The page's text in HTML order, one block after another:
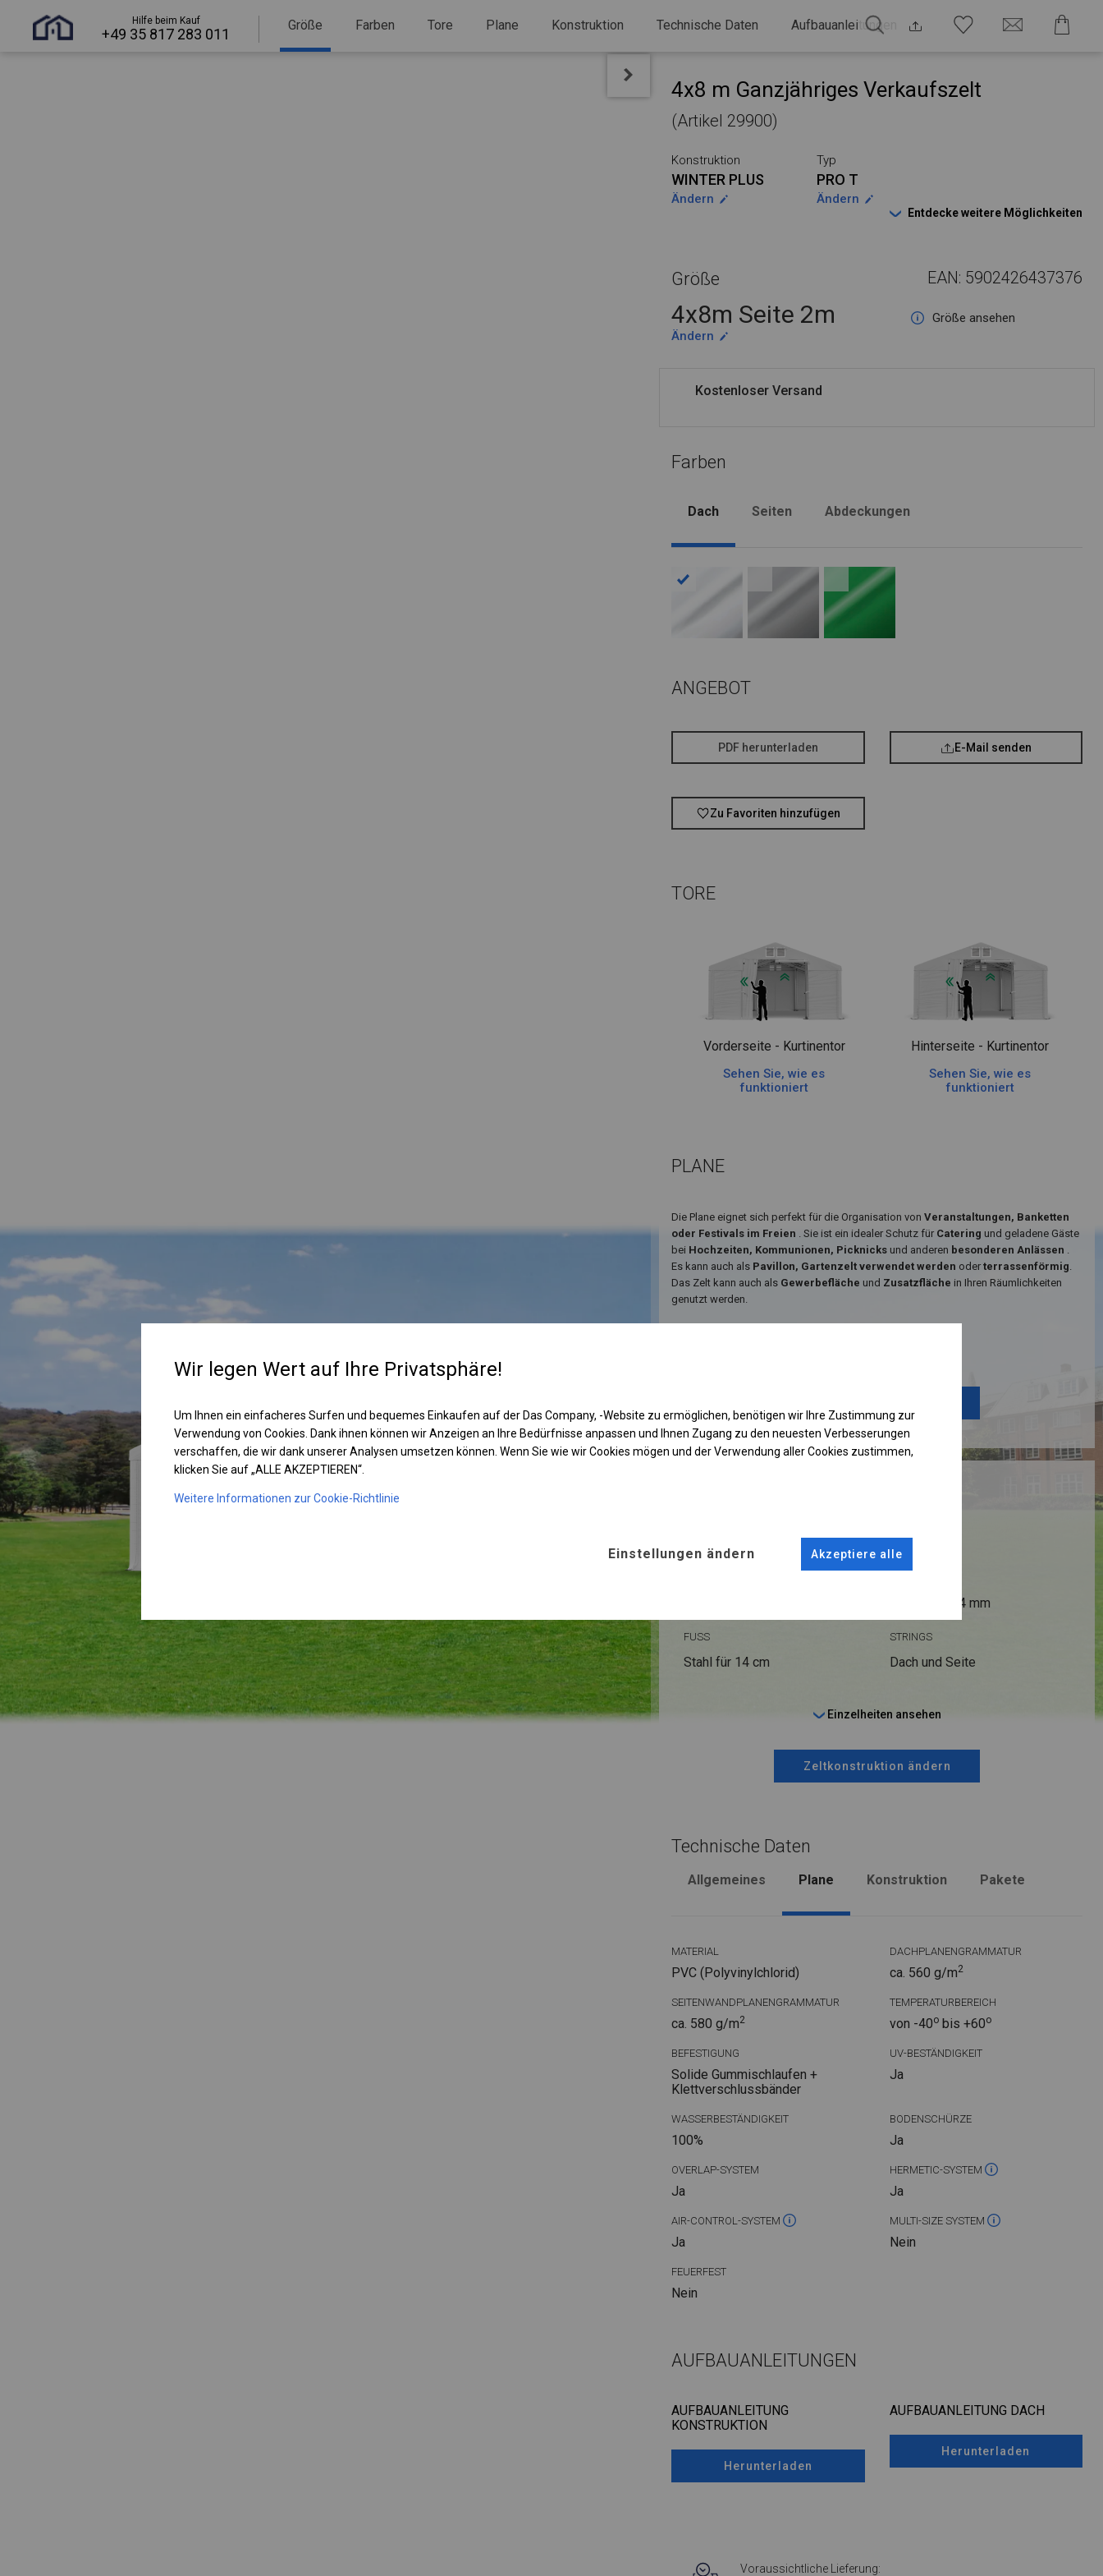
Hilfe beim Kauf
+49 35 817 283 011
Größe Farben Tore Plane Konstruktion Technische Daten Aufbauanleitungen
4x8 m Ganzjähriges Verkaufszelt
(Artikel 29900)
Konstruktion
WINTER PLUS
Ändern
Typ
PRO T
Ändern
Entdecke weitere Möglichkeiten
Größe EAN: 5902426437376
4x8m Seite 2m
Größe ansehen
Ändern
Kostenloser Versand
Farben
Dach Seiten Abdeckungen
ANGEBOT
PDF herunterladen E-Mail senden
Zu Favoriten hinzufügen
TORE
Vorderseite - Kurtinentor
Sehen Sie, wie es
funktioniert
Hinterseite - Kurtinentor
Sehen Sie, wie es
funktioniert
PLANE
Die Plane eignet sich perfekt für die Organisation von Veranstaltungen, Banketten
oder Festivals im Freien
. Sie ist ein idealer Schutz für Catering und geladene Gäste
bei Hochzeiten, Kommunionen, Picknicks und anderen besonderen Anlässen
Es kann auch als Pavillon, Gartenzelt verwendet werden oder terrassenförmig
Das Zelt kann auch als Gewerbefläche und Zusatzfläche in Ihren Räumlichkeiten
genutzt werden.
fi 54 mm
FUSS
Stahl für 14 cm
STRINGS
Dach und Seite
Einzelheiten ansehen
Zeltkonstruktion ändern
Technische Daten
Allgemeines Plane Konstruktion Pakete
MATERIAL
PVC (Polyvinylchlorid)
DACHPLANENGRAMMATUR
ca. 560 g/m2
SEITENWANDPLANENGRAMMATUR
ca. 580 g/m2
TEMPERATURBEREICH
von -40obis +60o
BEFESTIGUNG
Solide Gummischlaufen +
Klettverschlussbänder
UV-BESTÄNDIGKEIT
Ja
WASSERBESTÄNDIGKEIT
100%
BODENSCHÜRZE
Ja
OVERLAP-SYSTEM
Ja
HERMETIC-SYSTEM
Ja
AIR-CONTROL-SYSTEM
Ja
MULTI-SIZE SYSTEM
Nein
FEUERFEST
Nein
AUFBAUANLEITUNGEN
AUFBAUANLEITUNG
KONSTRUKTION
Herunterladen
AUFBAUANLEITUNG DACH
Herunterladen
Voraussichtliche Lieferung:
Wir legen Wert auf Ihre Privatsphäre!
Um Ihnen ein einfacheres Surfen und bequemes Einkaufen auf der Das Company, -Website zu ermöglichen, benötigen wir Ihre Zustimmung zur
Verwendung von Cookies. Dank ihnen können wir Anzeigen an Ihre Bedürfnisse anpassen und Ihnen Zugang zu den neuesten Verbesserungen
verschaffen, die wir dank unserer Analysen umsetzen können. Wenn Sie wie wir Cookies mögen und der Verwendung aller Cookies zustimmen,
klicken Sie auf „ALLE AKZEPTIEREN“.
Weitere Informationen zur Cookie-Richtlinie
Einstellungen ändern Akzeptiere alle